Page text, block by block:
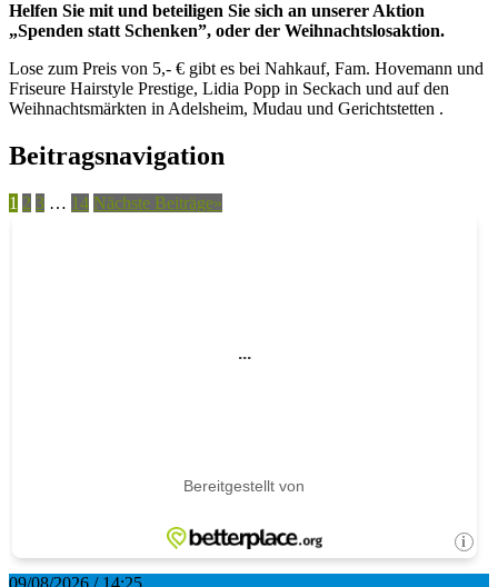
Helfen Sie mit und beteiligen Sie sich an unserer Aktion
„Spenden statt Schenken”, oder der Weihnachtslosaktion.
Lose zum Preis von 5,- € gibt es bei Nahkauf, Fam. Hovemann und
Friseure Hairstyle Prestige, Lidia Popp in Seckach und auf den
Weihnachtsmärkten in Adelsheim, Mudau und Gerichtstetten .
Beitragsnavigation
1 2 3 … 14 Nächste Beiträge»